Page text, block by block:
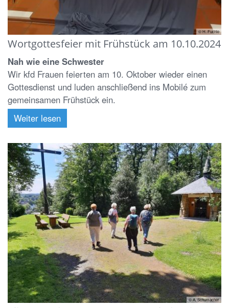
© H. Fuchte
Wortgottesfeier mit Frühstück am 10.10.2024
Nah wie eine Schwester
Wir kfd Frauen feierten am 10. Oktober wieder einen
Gottesdienst und luden anschließend ins Mobilé zum
gemeinsamen Frühstück ein.
Weiter lesen
© A. Schumacher